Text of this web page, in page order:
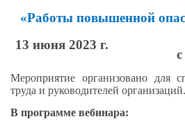
«Работы повышенной
13 июня 2023 г.
Мероприятие организовано для
труда и руководителей организаций.
В программе вебинара: